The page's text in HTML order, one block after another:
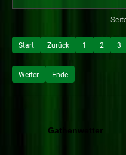
Start Zurück 1 2 3
Weiter Ende